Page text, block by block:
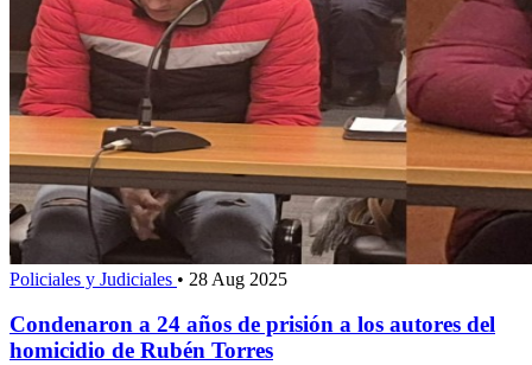
Policiales y Judiciales • 28 Aug 2025
Condenaron a 24 años de prisión a los autores del
homicidio de Rubén Torres